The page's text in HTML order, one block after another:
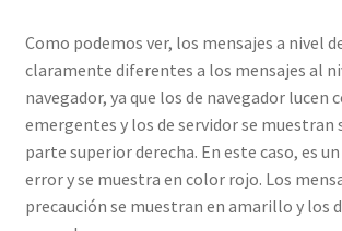
Como podemos ver, los mensajes a nivel
claramente diferentes a los mensajes al
navegador, ya que los de navegador lucen
emergentes y los de servidor se muestran
parte superior derecha. En este caso, es
error y se muestra en color rojo. Los
precaución se muestran en amarillo y los